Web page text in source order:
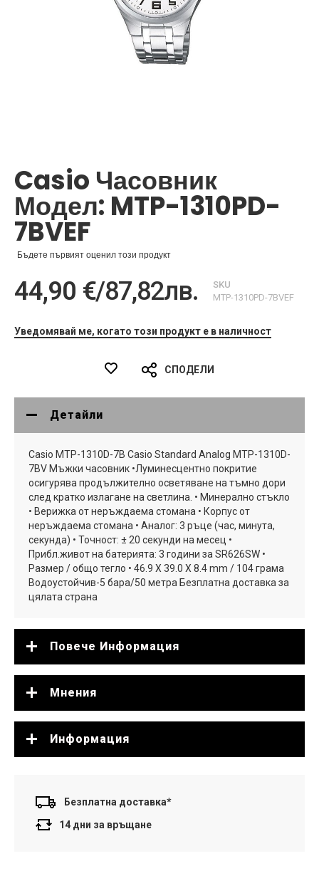
на
галерия
със
снимки
Casio Часовник
Модел: MTP-1310PD-
7BVEF
Бъдете първият оценил този продукт
44,90 €/87,82лв.
SKU
MTP-1310PD-7BVEF
Уведомявай ме, когато този продукт е в наличност
СПОДЕЛИ
Детайли
Casio MTP-1310D-7B Casio Standard Analog MTP-1310D-
7BV Мъжки часовник •Луминесцентно покритие
осигурява продължително осветяване на тъмно дори
след кратко излагане на светлина. • Минерално стъкло
• Верижка от неръждаема стомана • Корпус от
неръждаема стомана • Аналог: 3 ръце (час, минута,
секунда) • Точност: ± 20 секунди на месец •
Прибл.живот на батерията: 3 години за SR626SW •
Размер / общо тегло • 46.9 X 39.0 X 8.4 mm / 104 грама
Водоустойчив-5 бара/50 метра Безплатна доставка за
цялата страна
Повече Информация
Мнения
Информация
Безплатна доставка*
14 дни за връщане